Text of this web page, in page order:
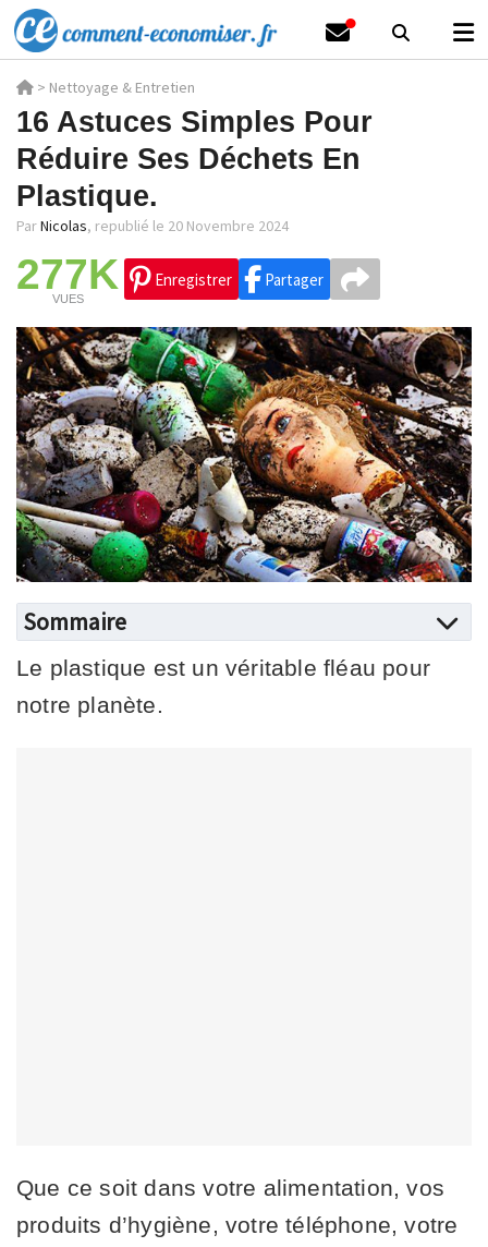
> Nettoyage & Entretien
16 Astuces Simples Pour
Réduire Ses Déchets En
Plastique.
ParNicolas, republié le 20 Novembre 2024
277K
VUES
Enregistrer Partager
Sommaire
Le plastique est un véritable fléau pour
notre planète.
Que ce soit dans votre alimentation, vos
produits d’hygiène, votre téléphone, votre